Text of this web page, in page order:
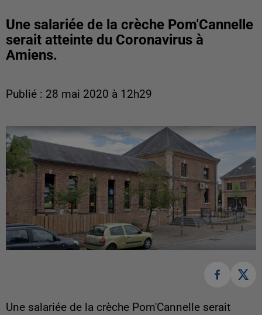
Une salariée de la crèche Pom'Cannelle
serait atteinte du Coronavirus à
Amiens.
Publié : 28 mai 2020 à 12h29
Une salariée de la crèche Pom'Cannelle serait